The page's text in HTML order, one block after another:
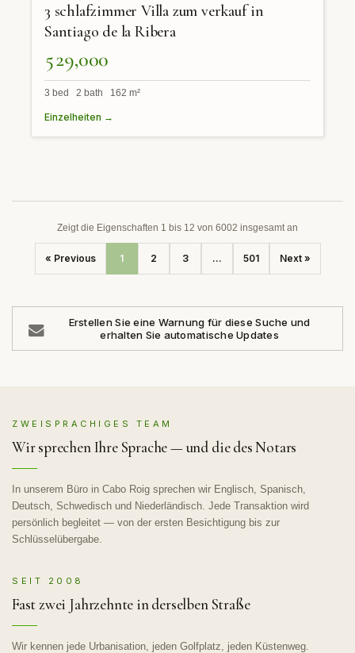
3 schlafzimmer Villa zum verkauf in
Santiago de la Ribera
529,000
3 bed 2 bath 162 m²
Einzelheiten →
Zeigt die Eigenschaften 1 bis 12 von 6002 insgesamt an
« Previous 1 2 3 ... 501 Next »
Erstellen Sie eine Warnung für diese Suche und
erhalten Sie automatische Updates
ZWEISPRACHIGES TEAM
Wir sprechen Ihre Sprache — und die des Notars
In unserem Büro in Cabo Roig sprechen wir Englisch, Spanisch,
Deutsch, Schwedisch und Niederländisch. Jede Transaktion wird
persönlich begleitet — von der ersten Besichtigung bis zur
Schlüsselübergabe.
SEIT 2008
Fast zwei Jahrzehnte in derselben Straße
Wir kennen jede Urbanisation, jeden Golfplatz, jeden Küstenweg.